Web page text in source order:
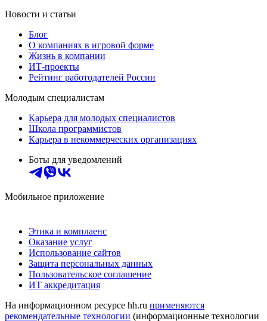
Новости и статьи
Блог
О компаниях в игровой форме
Жизнь в компании
ИТ-проекты
Рейтинг работодателей России
Молодым специалистам
Карьера для молодых специалистов
Школа программистов
Карьера в некоммерческих организациях
Боты для уведомлений
Мобильное приложение
Этика и комплаенс
Оказание услуг
Использование сайтов
Защита персональных данных
Пользовательское соглашение
ИТ аккредитация
На информационном ресурсе hh.ru применяются
рекомендательные технологии (информационные технологии